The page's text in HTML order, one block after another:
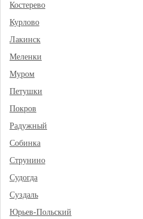
Костерево
Курлово
Лакинск
Меленки
Муром
Петушки
Покров
Радужный
Собинка
Струнино
Судогда
Суздаль
Юрьев-Польский